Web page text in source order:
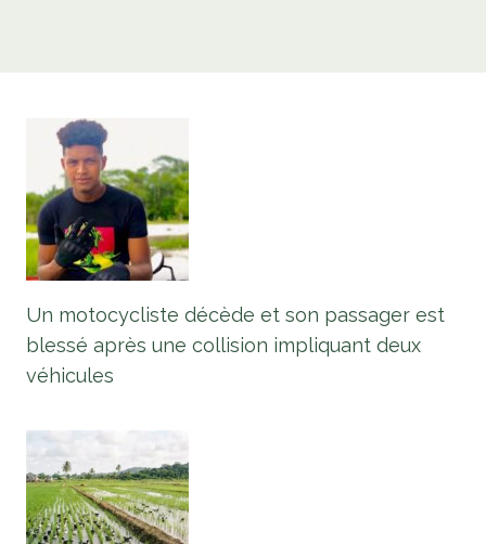
Un motocycliste décède et son passager est
blessé après une collision impliquant deux
véhicules